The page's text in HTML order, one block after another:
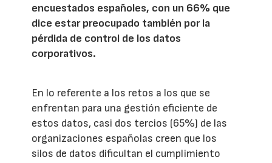
encuestados españoles, con un 66% que
dice estar preocupado también por la
pérdida de control de los datos
corporativos.
En lo referente a los retos a los que se
enfrentan para una gestión eficiente de
estos datos, casi dos tercios (65%) de las
organizaciones españolas creen que los
silos de datos dificultan el cumplimiento